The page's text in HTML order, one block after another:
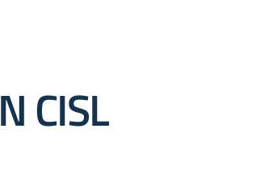
CISL